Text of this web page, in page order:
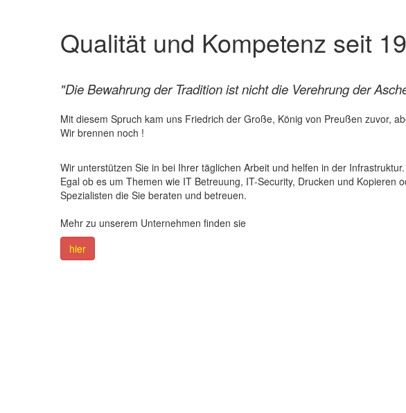
Qualität und Kompetenz seit
"Die Bewahrung der Tradition ist nicht die Verehrung der
Mit diesem Spruch kam uns Friedrich der Große, König von Preußen zuvor,
Wir brennen noch !
Wir unterstützen Sie in bei Ihrer täglichen Arbeit und helfen in der Infrastruktur.
Egal ob es um Themen wie IT Betreuung, IT-Security, Drucken und Kopieren
Spezialisten die Sie beraten und betreuen.
Mehr zu unserem Unternehmen finden sie
hier